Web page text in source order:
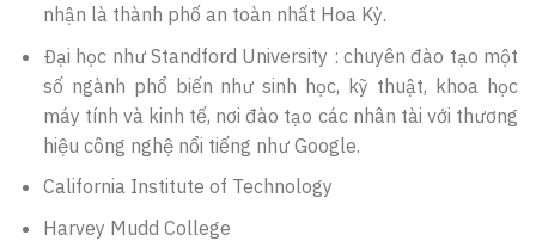
nhận là thành phố an toàn nhất Hoa Kỳ.
Đại học như Standford University : chuyên đào tạo một
số ngành phổ biến như sinh học, kỹ thuật, khoa học
máy tính và kinh tế, nơi đào tạo các nhân tài với thương
hiệu công nghệ nổi tiếng như Google.
California Institute of Technology
Harvey Mudd College